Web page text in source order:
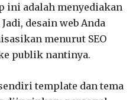
ini adalah menyediakan
desain web Anda
menurut SEO
publik nantinya.
template dan tema